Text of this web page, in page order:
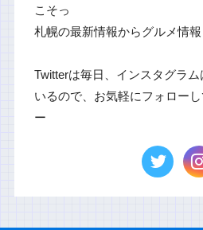
こそっ
札幌の最新情報からグルメ情報
Twitterは毎日、インスタグラ
いるので、お気軽にフォロー
ー